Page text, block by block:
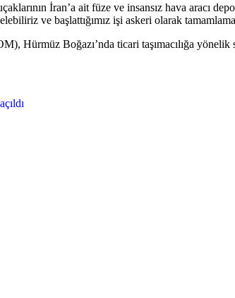
İran’a ait füze ve insansız hava aracı
ve başlattığımız işi askeri olarak
Boğazı’nda ticari taşımacılığa yönelik